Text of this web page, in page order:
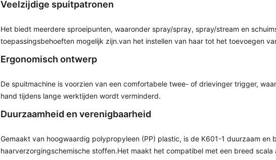
Veelzijdige spuitpatronen
Het biedt meerdere sproeipunten, waaronder spray/spray, spray/stream en
toepassingsbehoeften mogelijk zijn.van het instellen van haar tot het toevoegen
Ergonomisch ontwerp
De spuitmachine is voorzien van een comfortabele twee- of drievinger trigger,
hand tijdens lange werktijden wordt verminderd.
Duurzaamheid en verenigbaarheid
Gemaakt van hoogwaardig polypropyleen (PP) plastic, is de K601-1 duurzaam en
haarverzorgingschemische stoffen.Het maakt het compatibel met een breed scala